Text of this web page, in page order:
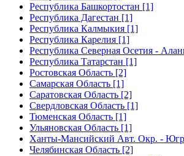
Республика Башкортостан [1]
Республика Дагестан [1]
Республика Калмыкия [1]
Республика Карелия [1]
Республика Северная Осетия -
Республика Татарстан [1]
Ростовская Область [2]
Самарская Область [1]
Саратовская Область [2]
Свердловская Область [1]
Тюменская Область [1]
Ульяновская Область [1]
Ханты-Мансийский Авт. Окр. -
Челябинская Область [2]